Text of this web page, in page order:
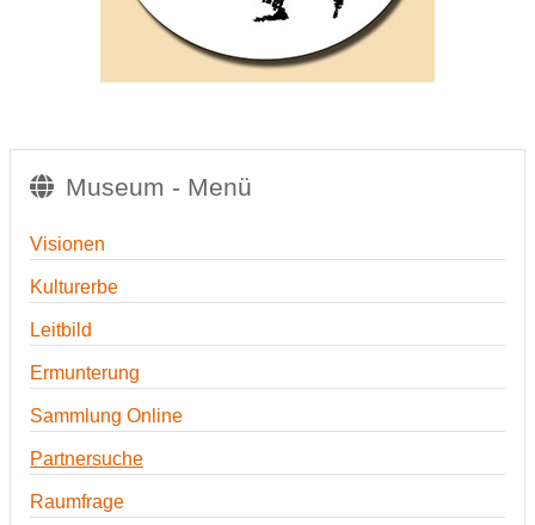
Museum - Menü
Visionen
Kulturerbe
Leitbild
Ermunterung
Sammlung Online
Partnersuche
Raumfrage